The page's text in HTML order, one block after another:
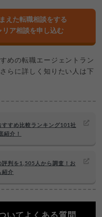
えた転職相談をする
リア相談を申し込む
めの転職エージェントラン
らに詳しく知りたい人は下
すすめ比較ランキング101社
紹介！
評判を1,505人から調査！お
紹介
いてよくある質問